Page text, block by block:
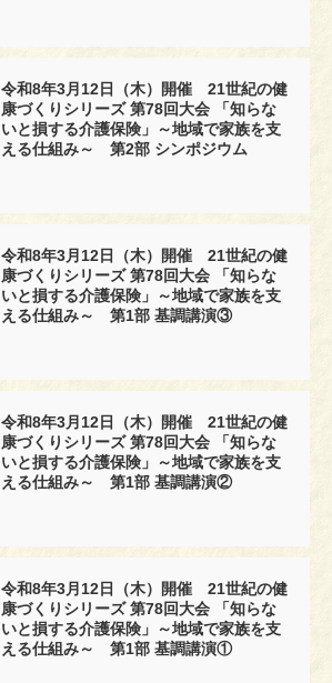
令和8年3月12日（木）開催 21世紀の健
康づくりシリーズ 第78回大会 「知らな
いと損する介護保険」～地域で家族を支
える仕組み～ 第2部 シンポジウム
令和8年3月12日（木）開催 21世紀の健
康づくりシリーズ 第78回大会 「知らな
いと損する介護保険」～地域で家族を支
える仕組み～ 第1部 基調講演③
令和8年3月12日（木）開催 21世紀の健
康づくりシリーズ 第78回大会 「知らな
いと損する介護保険」～地域で家族を支
える仕組み～ 第1部 基調講演②
令和8年3月12日（木）開催 21世紀の健
康づくりシリーズ 第78回大会 「知らな
いと損する介護保険」～地域で家族を支
える仕組み～ 第1部 基調講演①